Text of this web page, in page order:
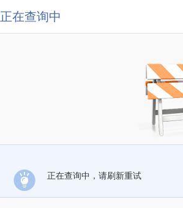
正在查询中
正在查询中，请刷新重试